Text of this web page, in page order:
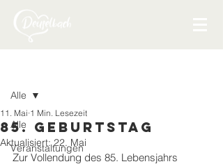
Alle
Veranstaltungen
Alle
85. Geburtstag
11. Mai 1 Min. Lesezeit
Aktualisiert:22. Mai
Zur Vollendung des 85. Lebensjahrs